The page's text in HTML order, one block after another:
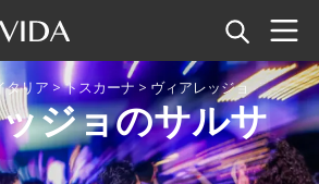
イタリア>トスカーナ> ヴィアレッジョ
ジョのサルサ